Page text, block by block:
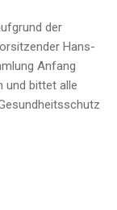
der
Hans-
Anfang
und bittet alle